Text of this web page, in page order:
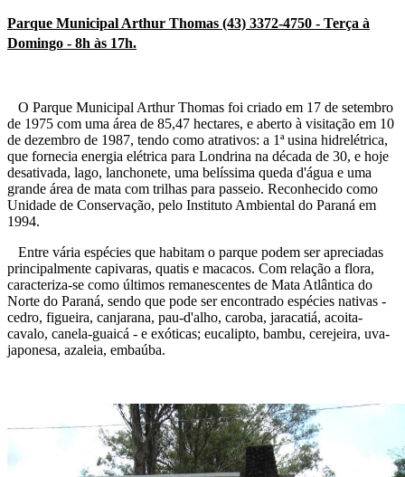
Parque Municipal Arthur Thomas (43) 3372-4750 - Terça à
Domingo - 8h às 17h.
O Parque Municipal Arthur Thomas foi criado em 17 de setembro
de 1975 com uma área de 85,47 hectares, e aberto à visitação em 10
de dezembro de 1987, tendo como atrativos: a 1ª usina hidrelétrica,
que fornecia energia elétrica para Londrina na década de 30, e hoje
desativada, lago, lanchonete, uma belíssima queda d'água e uma
grande área de mata com trilhas para passeio. Reconhecido como
Unidade de Conservação, pelo Instituto Ambiental do Paraná em
1994.
Entre vária espécies que habitam o parque podem ser apreciadas
principalmente capivaras, quatis e macacos. Com relação a flora,
caracteriza-se como últimos remanescentes de Mata Atlântica do
Norte do Paraná, sendo que pode ser encontrado espécies nativas -
cedro, figueira, canjarana, pau-d'alho, caroba, jaracatiá, acoita-
cavalo, canela-guaicá - e exóticas; eucalipto, bambu, cerejeira, uva-
japonesa, azaleia, embaúba.